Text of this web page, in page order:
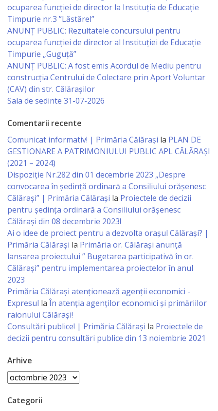
Gospodăria
Comunal
Locativă
Centrul
de
Tineret
Noutăți
Cultură/tineret/sport
Programe
de
activitate
Rapoarte
de
activitate
Planuri
Proiecte
investiționale
Transparență
Buget
ocuparea funcţiei de director la Instituția de Educație
Timpurie nr.3 ”Lăstărel”
ANUNȚ PUBLIC: Rezultatele concursului pentru
ocuparea funcției de director al Instituției de Educație
Timpurie „Guguță”
ANUNȚ PUBLIC: A fost emis Acordul de Mediu pentru
construcția Centrului de Colectare prin Aport Voluntar
(CAV) din str. Călărașilor
Sala de sedinte 31-07-2026
Comentarii recente
Comunicat informativ! | Primăria Călărași la PLAN DE
GESTIONARE A PATRIMONIULUI PUBLIC APL CĂLĂRAȘI
(2021 – 2024)
Dispoziție Nr.282 din 01 decembrie 2023 „Despre
convocarea în ședință ordinară a Consiliului orășenesc
Călărași” | Primăria Călărași la Proiectele de decizii
pentru ședința ordinară a Consiliului orășenesc
Călărași din 08 decembrie 2023!
Ai o idee de proiect pentru a dezvolta orașul Călărași? |
Primăria Călărași la Primăria or. Călărași anunță
lansarea proiectului ” Bugetarea participativă în or.
Călărași” pentru implementarea proiectelor în anul
2023
Primăria Călăraşi atenţionează agenţii economici -
Expresul la În atenția agenților economici și primăriilor
raionului Călărași!
Consultări publice! | Primăria Călărași la Proiectele de
decizii pentru consultări publice din 13 noiembrie 2021
Arhive
Arhive
Categorii